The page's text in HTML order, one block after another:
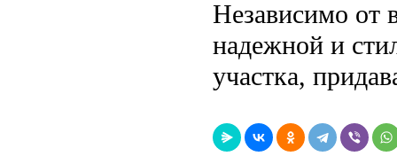
Независимо от
надежной и
участка,